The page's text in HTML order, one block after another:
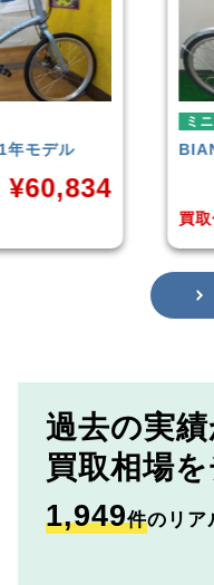
20,000
ミニ
tern
買取
過去の実績
買取相場
1,949件のリア